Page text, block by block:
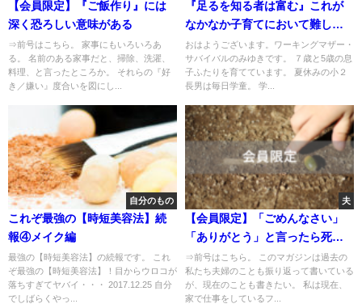
【会員限定】『ご飯作り』には
深く恐ろしい意味がある
⇒前号はこちら。 家事にもいろいろあ
る。 名前のある家事だと、掃除、洗濯、
料理、と言ったところか。 それらの『好
き／嫌い』度合いを図にし...
『足るを知る者は富む』これが
なかなか子育てにおいて難しい
昨今
おはようございます。ワーキングマザー・
サバイバルのみゆきです。 ７歳と5歳の息
子ふたりを育てています。 夏休みの小２
長男は毎日学童。 学...
自分のもの
これぞ最強の【時短美容法】続
報④メイク編
最強の【時短美容法】の続報です。 これ
ぞ最強の【時短美容法】！目からウロコが
落ちすぎてヤバイ・・・ 2017.12.25 自分
でしばらくやっ...
夫
【会員限定】「ごめんなさい」
「ありがとう」と言ったら死ぬ
病
⇒前号はこちら。 このマガジンは過去の
私たち夫婦のことも振り返って書いている
が、現在のことも書きたい。 私は現在、
家で仕事をしているフ...